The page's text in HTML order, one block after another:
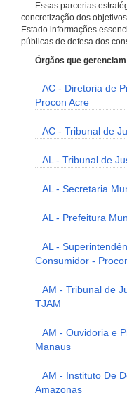
Essas parcerias
concretização dos
Estado informações
públicas de defesa dos
Órgãos que
AC - Diretoria de
Procon Acre
AC - Tribunal de
AL - Tribunal de
AL - Secretaria
AL - Prefeitura
AL -
Consumidor -
AM - Tribunal de
TJAM
AM - Ouvidoria e
Manaus
AM - Instituto De
Amazonas